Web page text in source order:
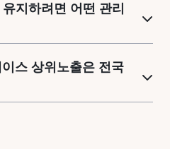
지하려면 어떤 관리
스 상위노출은 전국